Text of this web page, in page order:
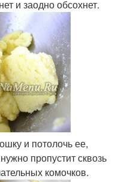
и заодно обсохнет.
и потолочь ее,
пропустит сквозь
комочков.